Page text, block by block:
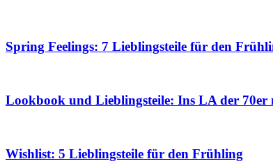
Spring Feelings: 7 Lieblingsteile für den
Lookbook und Lieblingsteile: Ins LA der
Wishlist: 5 Lieblingsteile für den Frühling